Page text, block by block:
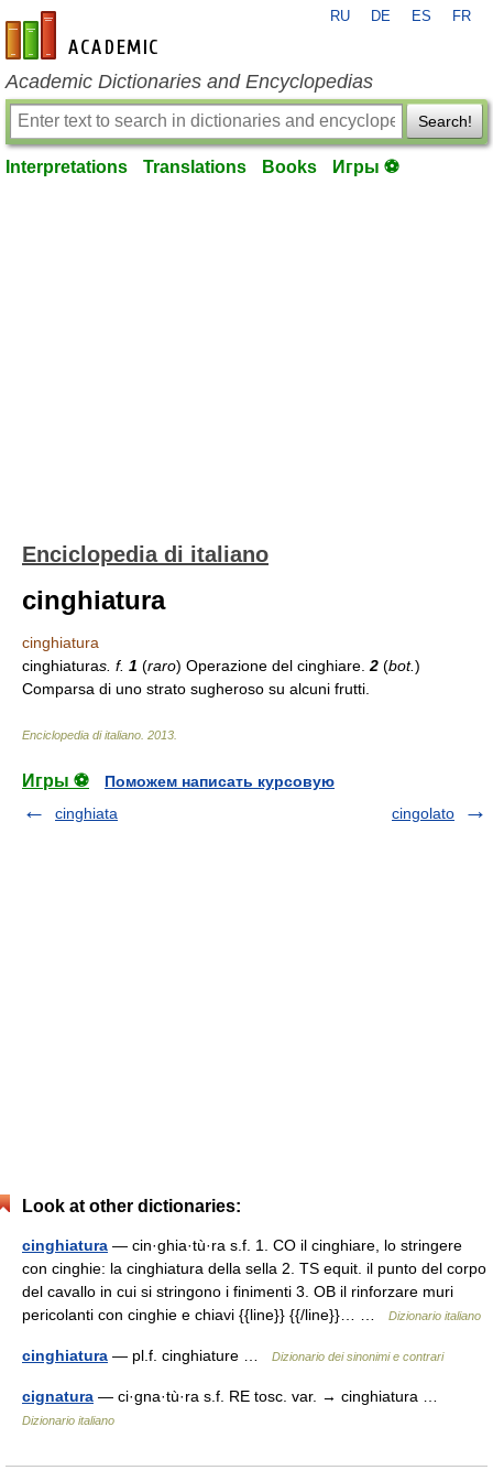
en-academic.com
RU DE ES FR
Academic Dictionaries and Encyclopedias
Search!
Interpretations Translations Books Игры ⚽
Enciclopedia di italiano
cinghiatura
cinghiatura
cinghiaturas. f. 1 (raro) Operazione del cinghiare. 2 (bot.)
Comparsa di uno strato sugheroso su alcuni frutti.
Enciclopedia di italiano 2013
Игры ⚽
Поможем написать курсовую
cinghiata
cingolato
Look at other dictionaries:
cinghiatura — cin·ghia·tù·ra s.f. 1. CO il cinghiare, lo stringere
con cinghie: la cinghiatura della sella 2. TS equit. il punto del corpo
del cavallo in cui si stringono i finimenti 3. OB il rinforzare muri
pericolanti con cinghie e chiavi {{line}} {{/line}}… …
Dizionario italiano
cinghiatura — pl.f. cinghiature … Dizionario dei sinonimi e contrari
cignatura — ci·gna·tù·ra s.f. RE tosc. var. → cinghiatura …
Dizionario italiano